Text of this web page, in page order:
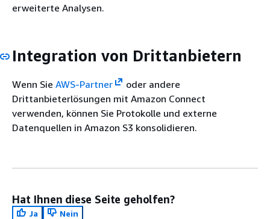
erweiterte Analysen.
Integration von Drittanbietern
Wenn Sie AWS-Partner
oder andere
Drittanbieterlösungen mit Amazon Connect
verwenden, können Sie Protokolle und externe
Datenquellen in Amazon S3 konsolidieren.
Hat Ihnen diese Seite geholfen?
Ja
Nein